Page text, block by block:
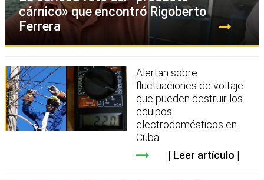
cárnico» que encontró Rigoberto
Ferrera
Alertan sobre
fluctuaciones de voltaje
que pueden destruir los
equipos
electrodomésticos en
Cuba
Leer artículo